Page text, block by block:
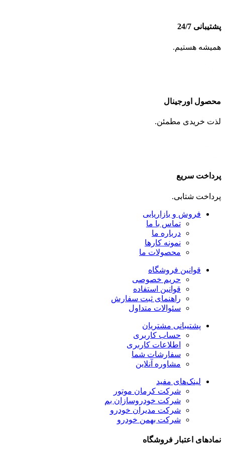
پشتیبانی 24/7
همیشه هستیم.
محصول اورجینال
لذت خریدی مطمئن.
پرداخت سریع
پرداخت شتابی.
فروش و بازاریابی
تماس با ما
درباره ما
نمونه کارها
محصولات ما
قوانین فروشگاه
حریم خصوصی
قوانین استفاده
راهنمای ثبت سفارش
سئوالات متداول
پشتیبانی مشتریان
حساب کاربری
اطلاعات کاربری
سفارشات شما
مشاوره آنلاین
لینک‌های مفید
شرکت کرمان موتور
شرکت خودروسازان بم
شرکت مدیران خودرو
شرکت بهمن خودرو
نمادهای اعتبار فروشگاه